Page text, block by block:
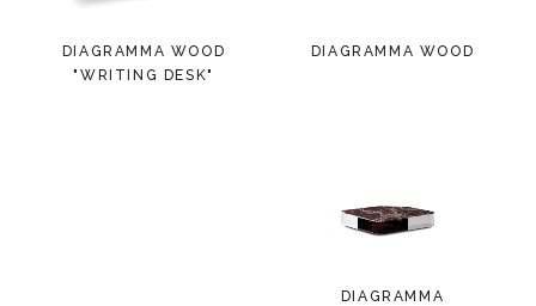
DIAGRAMMA WOOD
"WRITING DESK"
DIAGRAMMA WOOD
DIAGRAMMA